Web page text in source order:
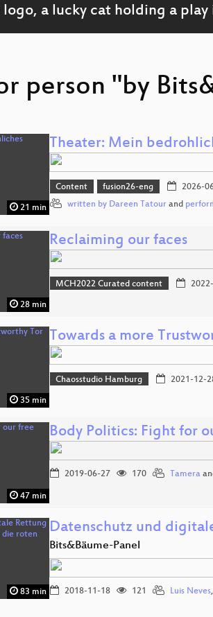
person "by
21 min
Theater: Mein
Content fusion26-eng 2026-
written by Dareen Tatour and
28 min
Reclaiming our faces
MCH2022 Curated content
35 min
Towards a more
Chaosstudio Hamburg 2021-12-
47 min
Body Politics: Fight for
2019-06-27 170 Tamera
83 min
Datenschutz und
Bits&Bäume-Panel
2018-11-18 121 Luis Neves,